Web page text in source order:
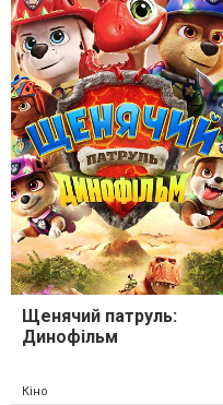
Щенячий патруль:
Динофільм
Кіно